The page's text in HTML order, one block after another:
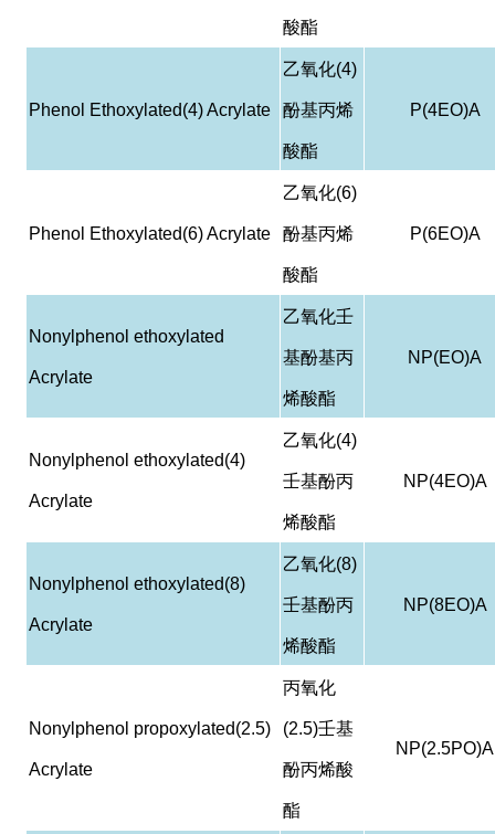
酸酯
Phenol Ethoxylated(4) Acrylate
乙氧化(4)
酚基丙烯
酸酯
P(4EO)A
Phenol Ethoxylated(6) Acrylate
乙氧化(6)
酚基丙烯
酸酯
P(6EO)A
Nonylphenol ethoxylated
Acrylate
乙氧化壬
基酚基丙
烯酸酯
NP(EO)A
Nonylphenol ethoxylated(4)
Acrylate
乙氧化(4)
壬基酚丙
烯酸酯
NP(4EO)A
Nonylphenol ethoxylated(8)
Acrylate
乙氧化(8)
壬基酚丙
烯酸酯
NP(8EO)A
Nonylphenol propoxylated(2.5)
Acrylate
丙氧化
(2.5)壬基
酚丙烯酸
酯
NP(2.5PO)A